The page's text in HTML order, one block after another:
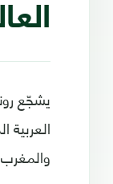
يشجّع